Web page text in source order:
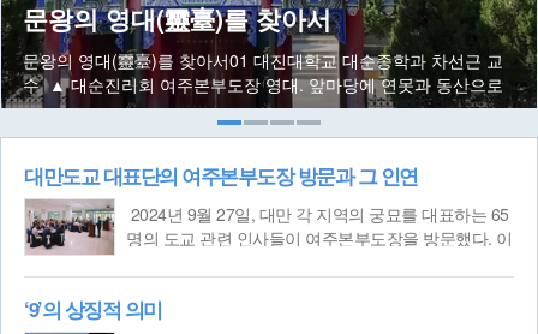
문왕의 영대(靈臺)를 찾아서
문왕의 영대(靈臺)를 찾아서01 대진대학교 대순종학과 차선근 교
수 ▲ 대순진리회 여주본부도장 영대. 앞마당에 연못과 동산으로
조경되어 있다 대순진리회 도장은 경건한 마음과 예의를 갖춰 다
녀야 하는 성역(聖域)이다. 이 가
대만도교 대표단의 여주본부도장 방문과 그 인연
2024년 9월 27일, 대만 각 지역의 궁묘를 대표하는 65
명의 도교 관련 인사들이 여주본부도장을 방문했다. 이
궁(北港朝天宮), 서라복흥궁(西螺福興宮),
‘9’의 상징적 의미